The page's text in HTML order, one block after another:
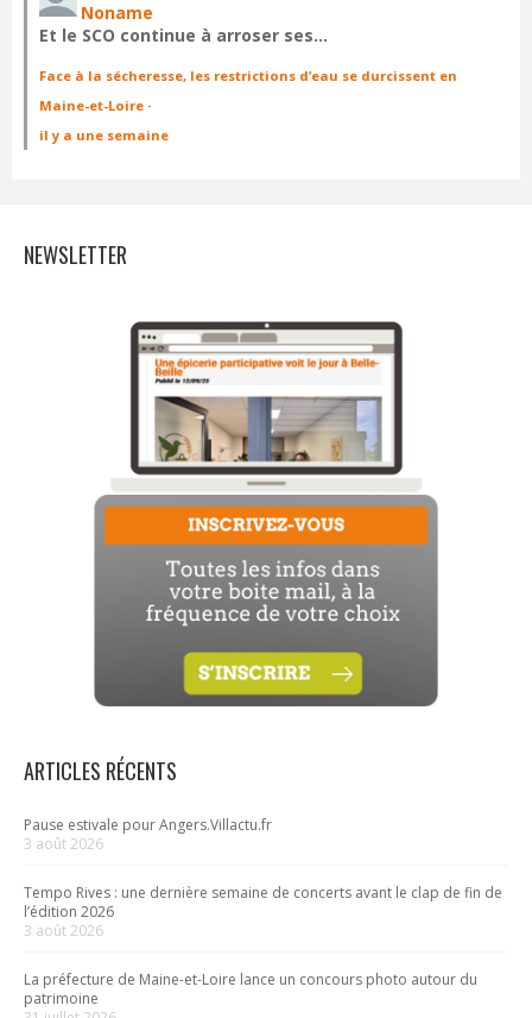
Noname
Et le SCO continue à arroser ses…
Face à la sécheresse, les restrictions d’eau se durcissent en
Maine-et-Loire ·
il y a une semaine
NEWSLETTER
ARTICLES RÉCENTS
Pause estivale pour Angers.Villactu.fr
3 août 2026
Tempo Rives : une dernière semaine de concerts avant le clap de fin de
l’édition 2026
3 août 2026
La préfecture de Maine-et-Loire lance un concours photo autour du
patrimoine